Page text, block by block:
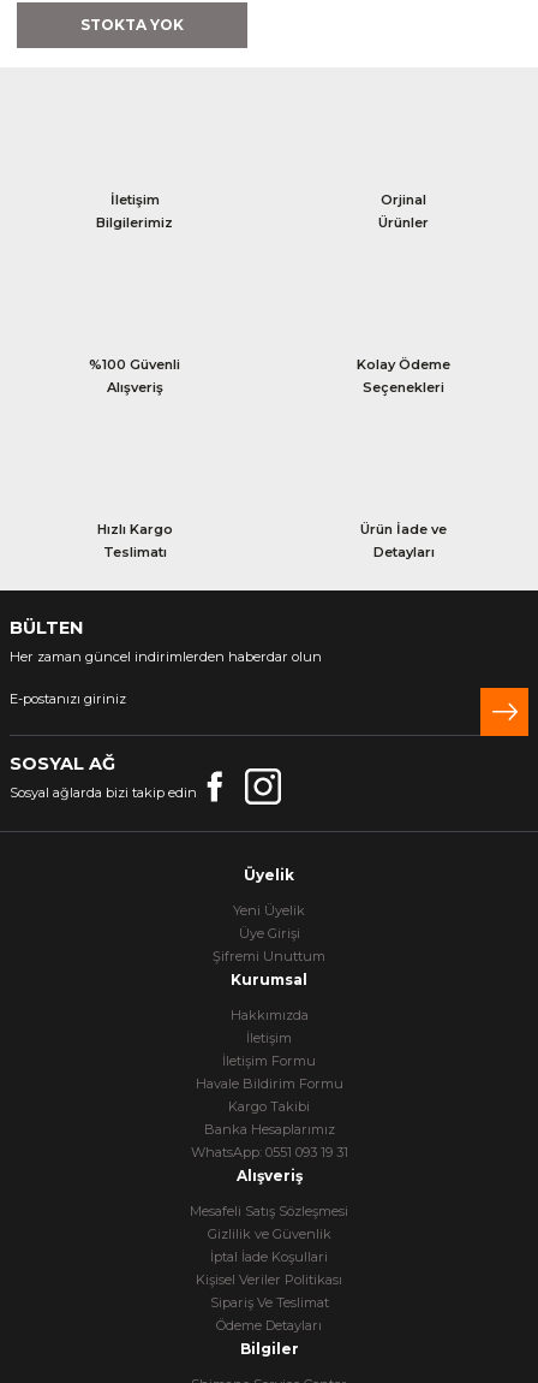
STOKTA YOK
İletişim
Bilgilerimiz
Orjinal
Ürünler
%100 Güvenli
Alışveriş
Kolay Ödeme
Seçenekleri
Hızlı Kargo
Teslimatı
Ürün İade ve
Detayları
BÜLTEN
Her zaman güncel indirimlerden haberdar olun
SOSYAL AĞ
Sosyal ağlarda bizi takip edin
Üyelik
Yeni Üyelik
Üye Girişi
Şifremi Unuttum
Kurumsal
Hakkımızda
İletişim
İletişim Formu
Havale Bildirim Formu
Kargo Takibi
Banka Hesaplarımız
WhatsApp: 0551 093 19 31
Alışveriş
Mesafeli Satış Sözleşmesi
Gizlilik ve Güvenlik
İptal İade Koşullari
Kişisel Veriler Politikası
Sipariş Ve Teslimat
Ödeme Detayları
Bilgiler